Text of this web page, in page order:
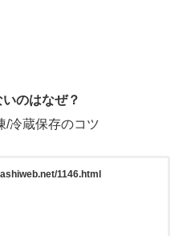
のはなぜ？
/冷蔵保存のコツ
1146.html